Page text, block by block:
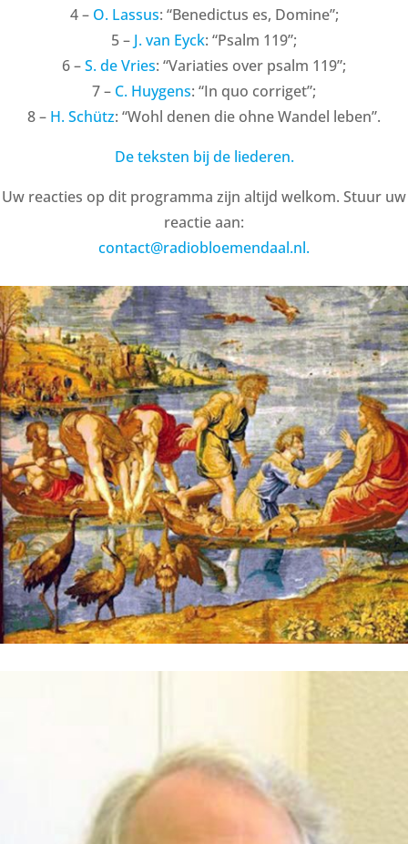
4 – O. Lassus: “Benedictus es, Domine”;
5 – J. van Eyck: “Psalm 119”;
6 –S. de Vries: “Variaties over psalm 119”;
7 – C. Huygens: “In quo corriget”;
8 – H. Schütz: “Wohl denen die ohne Wandel leben”.
De teksten bij de liederen.
Uw reacties op dit programma zijn altijd welkom. Stuur uw
reactie aan:
contact@radiobloemendaal.nl.